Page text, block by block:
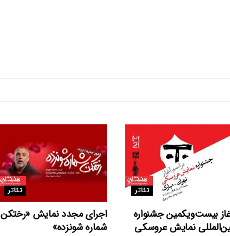
تئاتر
بیست‌ویکمین جشنواره
نمایش عروسکی
تئاتر
اجرای مجدد نمایش «رختکن
شماره شونزده»